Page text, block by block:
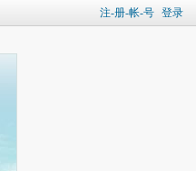
注-册-帐-号 登录